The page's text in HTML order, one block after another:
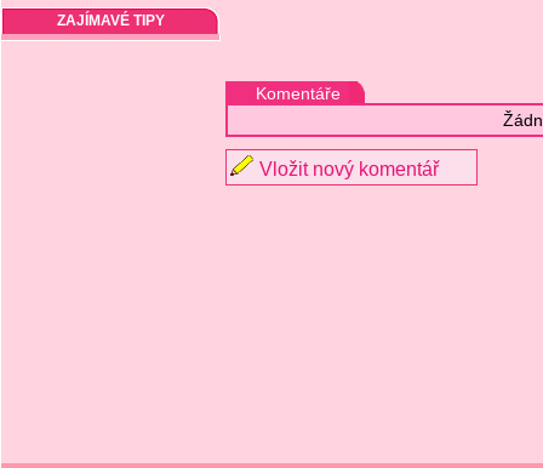
ZAJÍMAVÉ TIPY
Komentáře
Vložit nový komentář